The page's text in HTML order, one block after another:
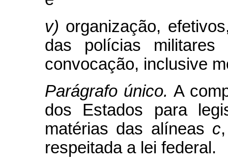
v) organização,
das polícias
convocação, inclusive
Parágrafo único. A
dos Estados para
matérias das alíneas c
respeitada a lei federal.